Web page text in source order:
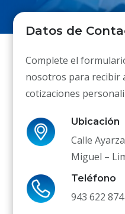
Datos de
Complete el
nosotros para recibir
cotizaciones
Ubicación
Calle
Miguel –
Teléfono
943 622 874